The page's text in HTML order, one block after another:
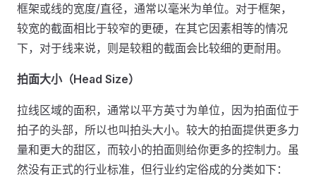
框架或线的宽度/直径，通常以毫米为单位。对于框架，
较宽的截面相比于较窄的更硬，在其它因素相等的情况
下，对于线来说，则是较粗的截面会比较细的更耐用。
拍面大小（Head Size）
拉线区域的面积，通常以平方英寸为单位，因为拍面位于
拍子的头部，所以也叫拍头大小。较大的拍面提供更多力
量和更大的甜区，而较小的拍面则给你更多的控制力。虽
然没有正式的行业标准，但行业约定俗成的分类如下：